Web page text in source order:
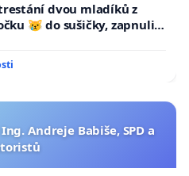
dvou mladíků z
😿 do sušičky, zapnuli ji
Andreje Babiše, SPD a